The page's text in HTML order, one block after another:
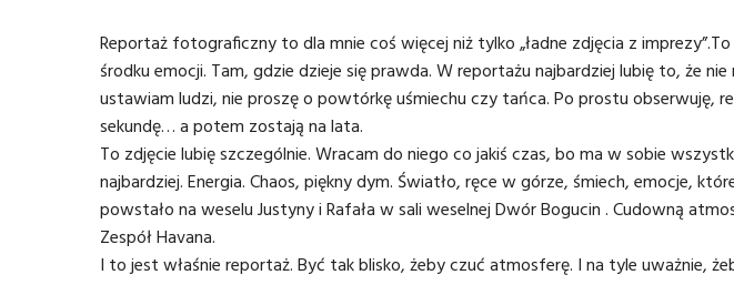
Reportaż fotograficznyto dla mnie coś więcej niż tylko „ładne zdjęcia z
środku emocji. Tam, gdzie dzieje się prawda. W reportażu najbardziej lubię to, że
ustawiam ludzi, nie proszę o powtórkę uśmiechu czy tańca. Po prostu obserwuję,
sekundę… a potem zostają na lata.
To zdjęcie lubię szczególnie. Wracam do niego co jakiś czas, bo ma w sobie
najbardziej. Energia. Chaos, piękny dym. Światło, ręce w górze, śmiech, emocje,
powstało na weselu Justyny i Rafała w sali weselnejDwór Bogucin. Cudowną
Zespół Havana.
I to jest właśnie reportaż. Być tak blisko, żeby czuć atmosferę. I na tyle uważnie,